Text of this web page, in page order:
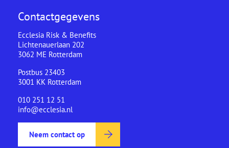
Contactgegevens
Ecclesia Risk & Benefits
Lichtenauerlaan 202
3062 ME Rotterdam
Postbus 23403
3001 KK Rotterdam
010 251 12 51
info@ecclesia.nl
Neem contact op